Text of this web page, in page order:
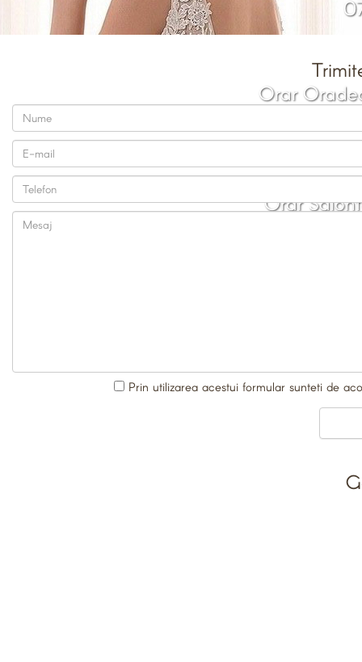
Orar
Orar
Prin utilizarea acestui formular sunteti de